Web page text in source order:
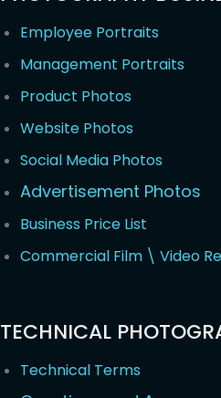
Employee Portraits
Management Portraits
Product Photos
Website Photos
Social Media Photos
Advertisement Photos
Business Price List
Commercial Film \ Video
TECHNICAL
Technical Terms